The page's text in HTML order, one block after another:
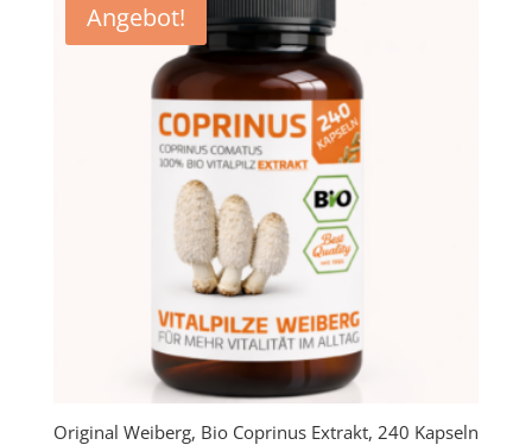
Angebot!
Original Weiberg, Bio Coprinus Extrakt, 240 Kapseln